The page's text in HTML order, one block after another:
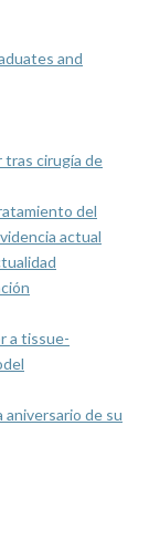
and
tras cirugía de
del
actual
a tissue-
de su